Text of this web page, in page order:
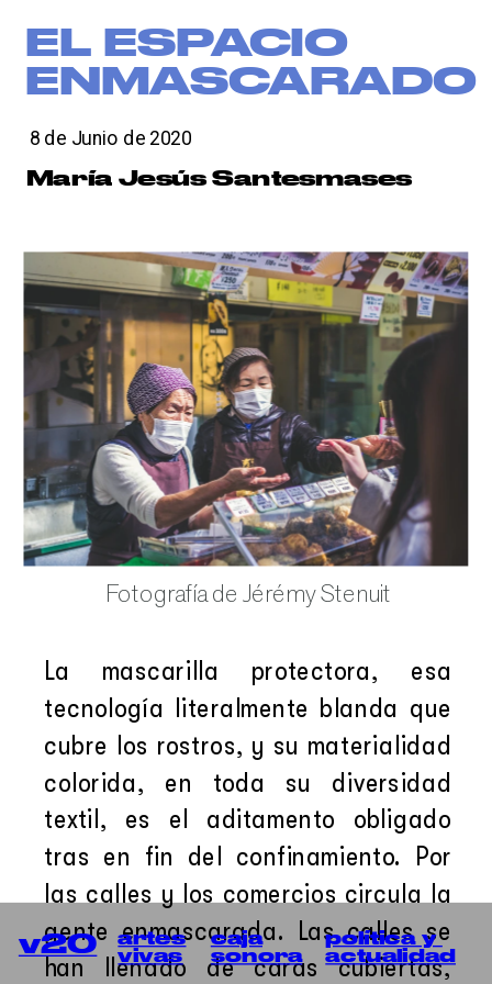
v20
política y
actualidad
caja
sonora
artes
vivas
EL ESPACIO
ENMASCARADO
8 de Junio de 2020
María Jesús Santesmases
Fotografía de Jérémy Stenuit
La mascarilla protectora, esa
tecnología literalmente blanda que
cubre los rostros, y su materialidad
colorida, en toda su diversidad
textil, es el aditamento obligado
tras en fin del confinamiento. Por
las calles y los comercios circula la
gente enmascarada. Las calles se
han llenado de caras cubiertas,